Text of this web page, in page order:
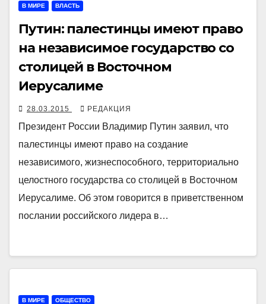
В МИРЕ ВЛАСТЬ
Путин: палестинцы имеют право
на независимое государство со
столицей в Восточном
Иерусалиме
28.03.2015 РЕДАКЦИЯ
Президент России Владимир Путин заявил, что
палестинцы имеют право на создание
независимого, жизнеспособного, территориально
целостного государства со столицей в Восточном
Иерусалиме. Об этом говорится в приветственном
послании российского лидера в…
В МИРЕ ОБЩЕСТВО